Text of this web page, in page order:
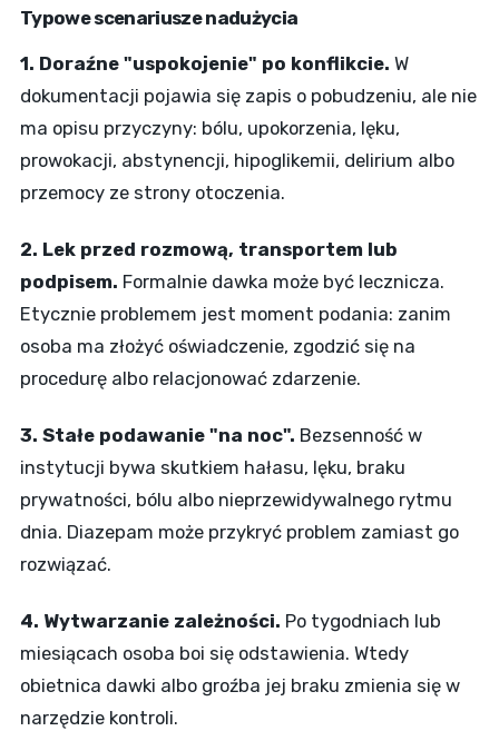
Typowe scenariusze nadużycia
1. Doraźne "uspokojenie" po konflikcie. W
dokumentacji pojawia się zapis o pobudzeniu, ale nie
ma opisu przyczyny: bólu, upokorzenia, lęku,
prowokacji, abstynencji, hipoglikemii, delirium albo
przemocy ze strony otoczenia.
2. Lek przed rozmową, transportem lub
podpisem. Formalnie dawka może być lecznicza.
Etycznie problemem jest moment podania: zanim
osoba ma złożyć oświadczenie, zgodzić się na
procedurę albo relacjonować zdarzenie.
3. Stałe podawanie "na noc". Bezsenność w
instytucji bywa skutkiem hałasu, lęku, braku
prywatności, bólu albo nieprzewidywalnego rytmu
dnia. Diazepam może przykryć problem zamiast go
rozwiązać.
4. Wytwarzanie zależności. Po tygodniach lub
miesiącach osoba boi się odstawienia. Wtedy
obietnica dawki albo groźba jej braku zmienia się w
narzędzie kontroli.